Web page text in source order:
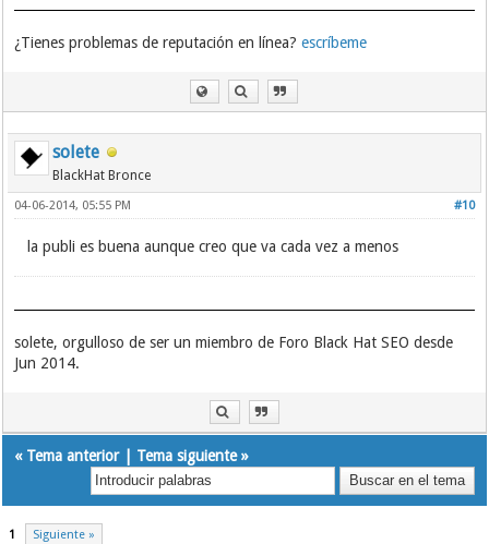
¿Tienes problemas de reputación en línea?escríbeme
solete
BlackHat Bronce
#10
04-06-2014, 05:55 PM
la publi es buena aunque creo que va cada vez a menos
solete, orgulloso de ser un miembro de Foro Black Hat SEO desde
Jun 2014.
« Tema anterior| Tema siguiente»
1 Siguiente »